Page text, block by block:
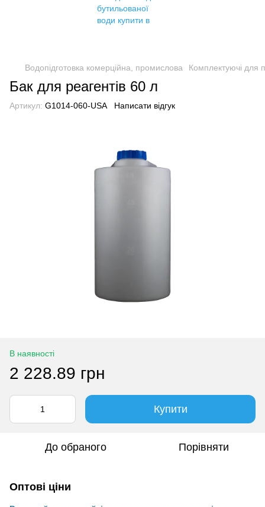
Водопідготовка комерційна, промислова Комплектуючі для
Бак для реагентів 60 л
Артикул: G1014-060-USA Написати відгук
В наявності
2 228.89 грн
Купити
До обраного Порівняти
Оптові ціни